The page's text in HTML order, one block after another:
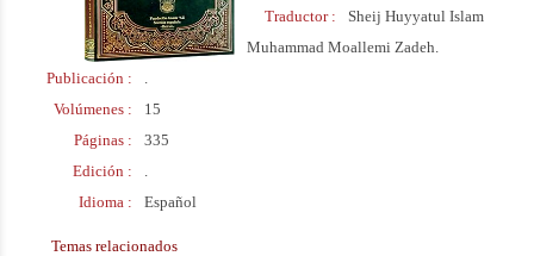
Ayatolá
Makarem Shirazi
Traductor :
Sheij Huyyatul Islam
Muhammad Moallemi Zadeh.
Publicación :
.
Volúmenes :
15
Páginas :
335
Edición :
.
Idioma :
Español
Temas relacionados